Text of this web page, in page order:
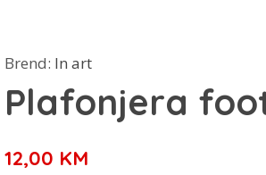
Brend: In art
Plafonjera
12,00 KM